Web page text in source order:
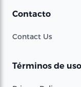
Contacto
Contact Us
Términos de uso